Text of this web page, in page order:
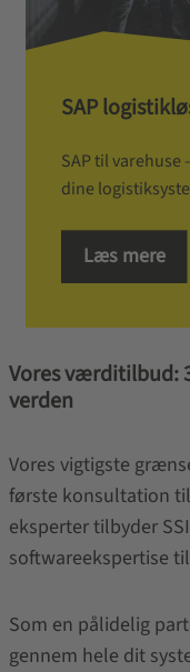
SAP
SAP til
dine
Læs mere
Vores værditilbud:
verden
Vores vigtigste
første konsultation
eksperter tilbyder
softwareekspertise
Som en pålidelig
gennem hele dit